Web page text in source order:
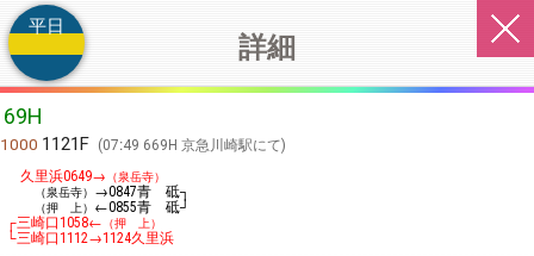
詳細
平日
69H
1000 1121F
07:49 669H 京急川崎駅にて
久里浜0649→ （泉岳寺）
（泉岳寺） →0847青 砥┐
（押 上） ←0855青 砥┘
┌三崎口 1058← （押 上）
└三崎口 1112→1124久里浜